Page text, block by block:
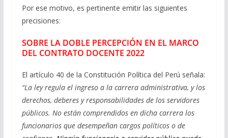
Por ese motivo, es pertinente emitir las siguientes
precisiones:
SOBRE LA DOBLE PERCEPCIÓN EN EL MARCO
DEL CONTRATO DOCENTE 2022
El artículo 40 de la Constitución Política del Perú señala:
“La ley regula el ingreso a la carrera administrativa, y los
derechos, deberes y responsabilidades de los servidores
públicos. No están comprendidos en dicha carrera los
funcionarios que desempeñan cargos políticos o de